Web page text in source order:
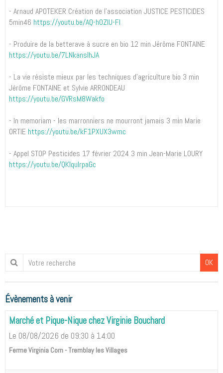
- Arnaud APOTEKER Création de l'association JUSTICE PESTICIDES
5min46 https://youtu.be/AQ-hOZIU-FI
- Produire de la betterave à sucre en bio 12 min Jérôme FONTAINE
https://youtu.be/7LNkanslhJA
- La vie résiste mieux par les techniques d'agriculture bio 3 min
Jérôme FONTAINE et Sylvie ARRONDEAU
https://youtu.be/GVRsM8Wakfo
- In memoriam - les marronniers ne mourront jamais 3 min Marie
ORTIE https://youtu.be/kF1PXUX3wmc
- Appel STOP Pesticides 17 février 2024 3 min Jean-Marie LOURY
https://youtu.be/QKlquIrpaGc
OK
Évènements à venir
Marché et Pique-Nique chez Virginie Bouchard
Le 08/08/2026 de 09:30 à 14:00
Ferme Virginia Corn - Tremblay les Villages